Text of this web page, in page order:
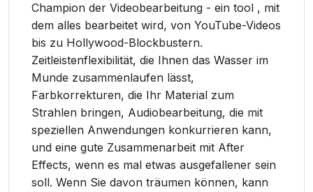
Champion der Videobearbeitung - ein tool , mit
dem alles bearbeitet wird, von YouTube-Videos
bis zu Hollywood-Blockbustern.
Zeitleistenflexibilität, die Ihnen das Wasser im
Munde zusammenlaufen lässt,
Farbkorrekturen, die Ihr Material zum
Strahlen bringen, Audiobearbeitung, die mit
speziellen Anwendungen konkurrieren kann,
und eine gute Zusammenarbeit mit After
Effects, wenn es mal etwas ausgefallener sein
soll. Wenn Sie davon träumen können, kann